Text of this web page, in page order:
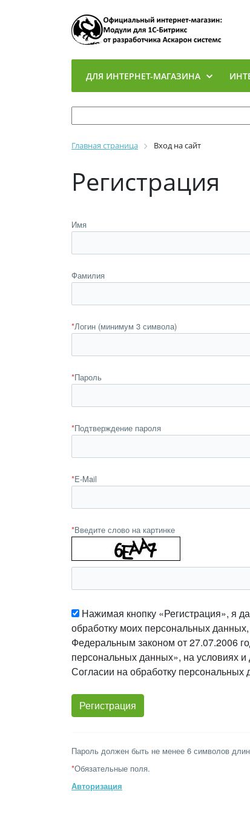
ДЛЯ ИНТЕРНЕТ-МАГАЗИНА
Главная страница Вход на сайт
Регистрация
Имя
Фамилия
*Логин (минимум 3 символа)
*Пароль
*Подтверждение пароля
*E-Mail
*Введите слово на картинке
Нажимая кнопку «Регистрация», я
обработку моих персональных данных,
Федеральным законом от 27.07.2006
персональных данных», на условиях
Согласии на обработку персональных
Пароль должен быть не менее 6 символов
*Обязательные поля.
Авторизация